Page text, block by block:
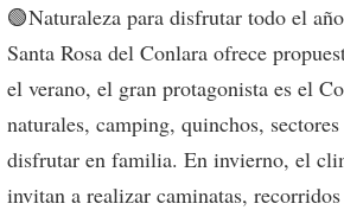
🟢Naturaleza para disfrutar todo el año
Santa Rosa del Conlara ofrece
el verano, el gran protagonista es el
naturales, camping, quinchos,
disfrutar en familia. En invierno, el
invitan a realizar caminatas,